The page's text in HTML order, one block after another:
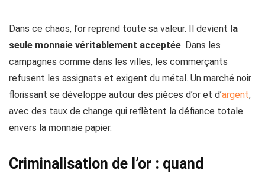
Dans ce chaos, l’or reprend toute sa valeur. Il devient la
seule monnaie véritablement acceptée. Dans les
campagnes comme dans les villes, les commerçants
refusent les assignats et exigent du métal. Un marché noir
florissant se développe autour des pièces d’or et d’argent,
avec des taux de change qui reflètent la défiance totale
envers la monnaie papier.
Criminalisation de l’or : quand